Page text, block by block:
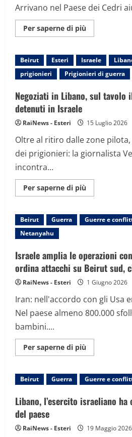
Arrivano nel Paese dei Cedri
Per saperne di più
informazioni
non
si
fermano
i
israeliani
contro
Beirut Esteri Israele
prigionieri
Prigionieri di guerra
Negoziati in Libano, sul tavolo
detenuti in Israele
RaiNews - Esteri 15 Luglio 2026
Oltre al ritiro dalle zone
dei prigionieri: la giornalista
incontra...
Per saperne di più
informazioni
in
Libano,
nodo
dei
54
ostaggi
detenuti
in
Israele
Beirut Guerra Guerre e
Netanyahu
Israele amplia le operazioni
ordina attacchi su Beirut sud,
RaiNews - Esteri 1 Giugno 2026
Iran: nell'accordo con gli Usa
Nel paese almeno 800.000
bambini....
Per saperne di più
informazioni
amplia
le
contro
Hezbollah
attacchi
su
Beirut Guerra Guerre e
Libano, l’esercito israeliano
del paese
RaiNews - Esteri 19 Maggio 2026